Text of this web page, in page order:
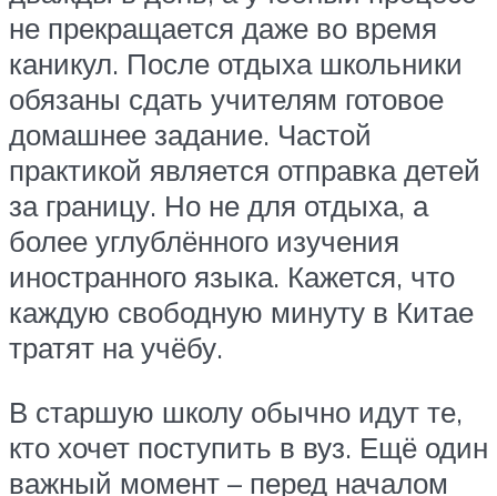
не прекращается даже во время
каникул. После отдыха школьники
обязаны сдать учителям готовое
домашнее задание. Частой
практикой является отправка детей
за границу. Но не для отдыха, а
более углублённого изучения
иностранного языка. Кажется, что
каждую свободную минуту в Китае
тратят на учёбу.
В старшую школу обычно идут те,
кто хочет поступить в вуз. Ещё один
важный момент – перед началом